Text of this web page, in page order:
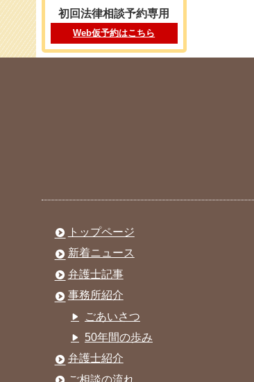
初回法律相談予約専用
Web仮予約はこちら
トップページ
新着ニュース
弁護士記事
事務所紹介
ごあいさつ
50年間の歩み
弁護士紹介
ご相談の流れ